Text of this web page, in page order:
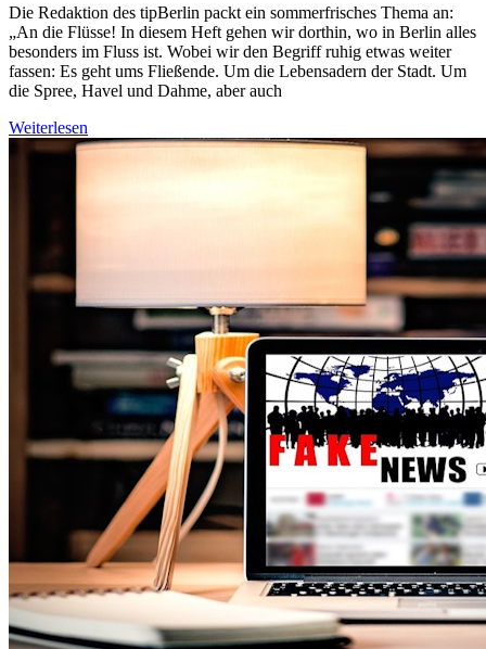
Die Redaktion des tipBerlin packt ein sommerfrisches Thema an:
„An die Flüsse! In diesem Heft gehen wir dorthin, wo in Berlin alles
besonders im Fluss ist. Wobei wir den Begriff ruhig etwas weiter
fassen: Es geht ums Fließende. Um die Lebensadern der Stadt. Um
die Spree, Havel und Dahme, aber auch
Weiterlesen